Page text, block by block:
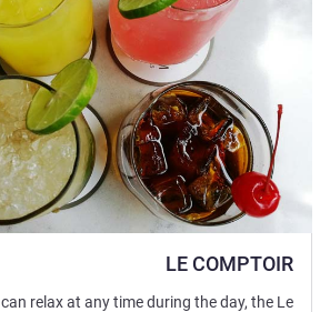
LE COMPTOIR
relax at any time during the day, the Le